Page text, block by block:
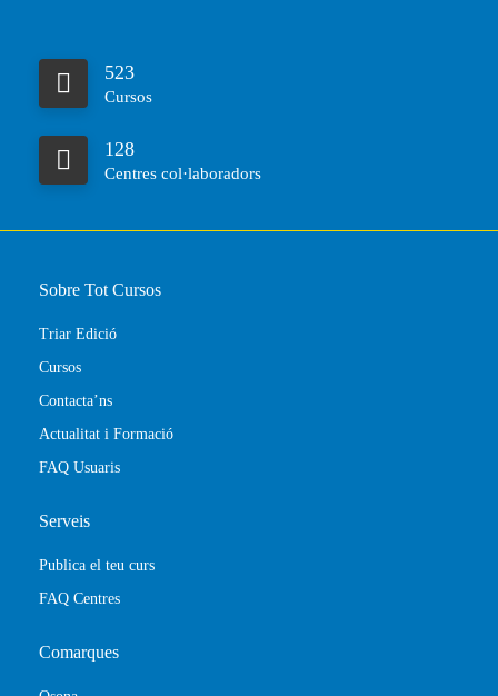
523
Cursos
128
Centres col·laboradors
Sobre Tot Cursos
Triar Edició
Cursos
Contacta’ns
Actualitat i Formació
FAQ Usuaris
Serveis
Publica el teu curs
FAQ Centres
Comarques